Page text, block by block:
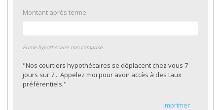
Montant après terme
Prime hypothécaire non comprise.
"Nos courtiers hypothécaires se déplacent chez vous 7
jours sur 7... Appelez moi pour avoir accès à des taux
préférentiels."
Imprimer